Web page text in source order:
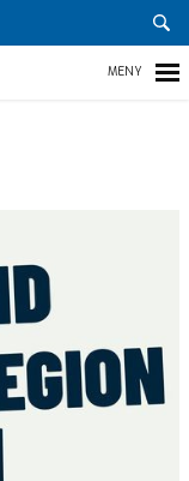
VAD
FÖR!